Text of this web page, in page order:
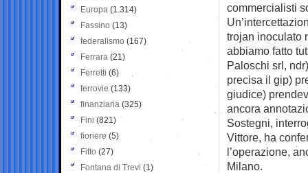
commercialisti
trojan inoculato
abbiamo fatto
Paloschi srl,
precisa il gip)
giudice)
ancora
Sostegni,
Vittore, ha
l’operazione,
Milano.
Europa (1.314)
Fassino (13)
federalismo (167)
Ferrara (21)
Ferretti (6)
ferrovie (133)
finanziaria (325)
Fini (821)
fioriere (5)
Fitto (27)
Fontana di Trevi (1)